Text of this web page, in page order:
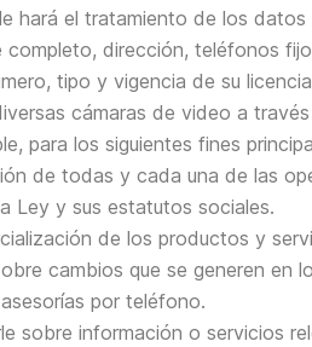
hará el tratamiento de los
dirección, teléfonos
tipo y vigencia de su
cámaras de video a
para los siguientes fines
de todas y cada una de las
Ley y sus estatutos sociales.
de los productos y
cambios que se generen en
por teléfono.
sobre información o servicios